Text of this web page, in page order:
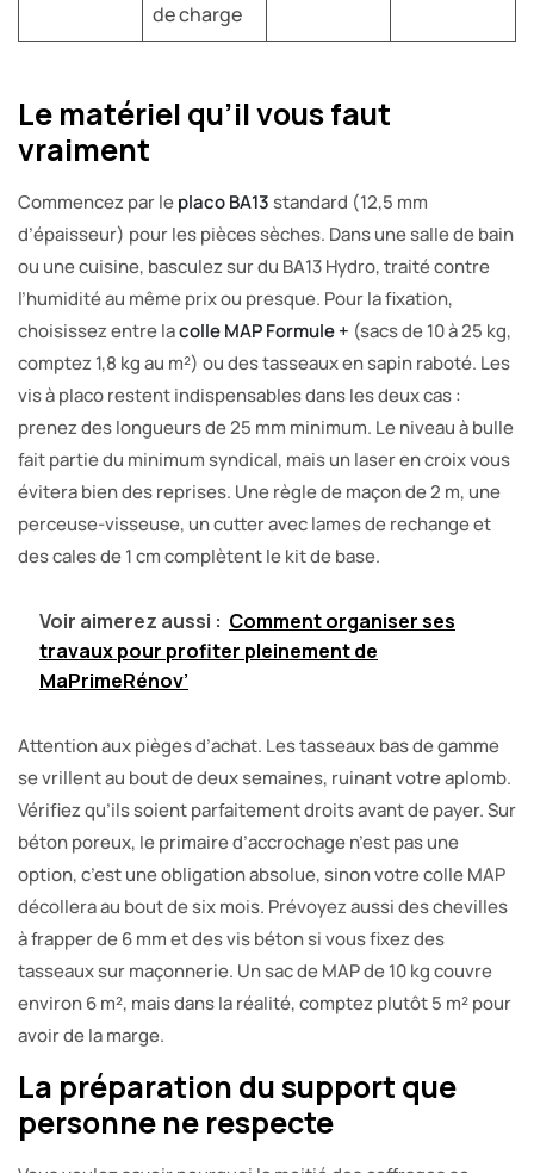
de charge
Le matériel qu’il vous faut
vraiment
Commencez par leplaco BA13standard (12,5 mm
d’épaisseur) pour les pièces sèches. Dans une salle de bain
ou une cuisine, basculez sur du BA13 Hydro, traité contre
l’humidité au même prix ou presque. Pour la fixation,
choisissez entre lacolle MAP Formule + (sacs de 10 à 25 kg,
comptez 1,8 kg au m²) ou des tasseaux en sapin raboté. Les
vis à placo restent indispensables dans les deux cas :
prenez des longueurs de 25 mm minimum. Le niveau à bulle
fait partie du minimum syndical, mais un laser en croix vous
évitera bien des reprises. Une règle de maçon de 2 m, une
perceuse-visseuse, un cutter avec lames de rechange et
des cales de 1 cm complètent le kit de base.
Voir aimerez aussi : Comment organiser ses
travaux pour profiter pleinement de
MaPrimeRénov’
Attention aux pièges d’achat. Les tasseaux bas de gamme
se vrillent au bout de deux semaines, ruinant votre aplomb.
Vérifiez qu’ils soient parfaitement droits avant de payer. Sur
béton poreux, le primaire d’accrochage n’est pas une
option, c’est une obligation absolue, sinon votre colle MAP
décollera au bout de six mois. Prévoyez aussi des chevilles
à frapper de 6 mm et des vis béton si vous fixez des
tasseaux sur maçonnerie. Un sac de MAP de 10 kg couvre
environ 6 m², mais dans la réalité, comptez plutôt 5 m² pour
avoir de la marge.
La préparation du support que
personne ne respecte